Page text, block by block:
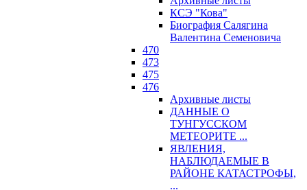
КСЭ "Кова"
Биография Салягина
Валентина Семеновича
470
473
475
476
Архивные листы
ДАННЫЕ О
ТУНГУССКОМ
МЕТЕОРИТЕ ...
ЯВЛЕНИЯ,
НАБЛЮДАЕМЫЕ В
РАЙОНЕ КАТАСТРОФЫ,
...